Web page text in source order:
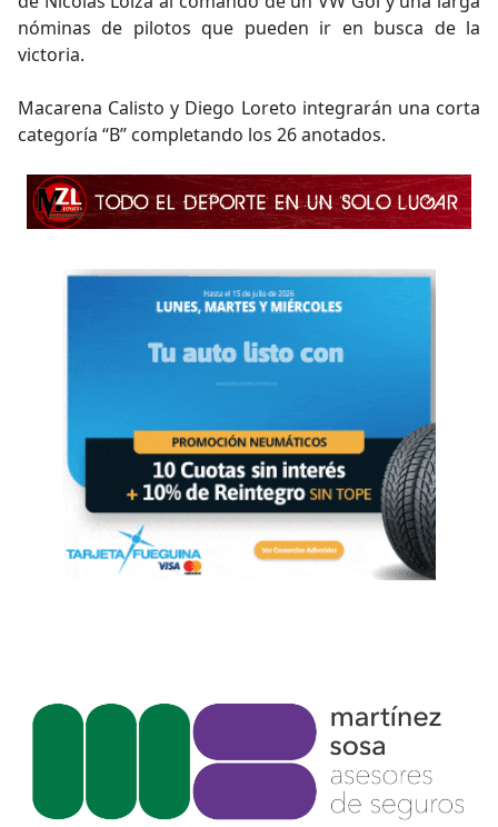
nóminas de pilotos que pueden ir en busca de la
victoria.
Macarena Calisto y Diego Loreto integrarán una corta
categoría “B” completando los 26 anotados.